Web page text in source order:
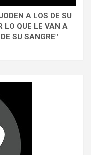
A LOS DE SU
LO QUE LE VAN A
SU SANGRE"